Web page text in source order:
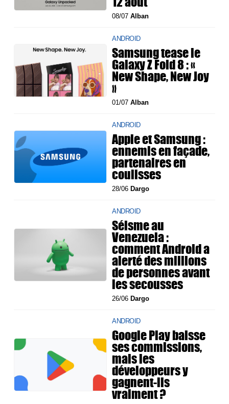
08/07Alban
ANDROID
Samsung tease le
Galaxy Z Fold 8 : «
New Shape, New Joy
»
01/07Alban
ANDROID
Apple et Samsung :
ennemis en façade,
partenaires en
coulisses
28/06 Dargo
ANDROID
Séisme au
Venezuela :
comment Android a
alerté des millions
de personnes avant
les secousses
26/06 Dargo
ANDROID
Google Play baisse
ses commissions,
mais les
développeurs y
gagnent-ils
vraiment ?